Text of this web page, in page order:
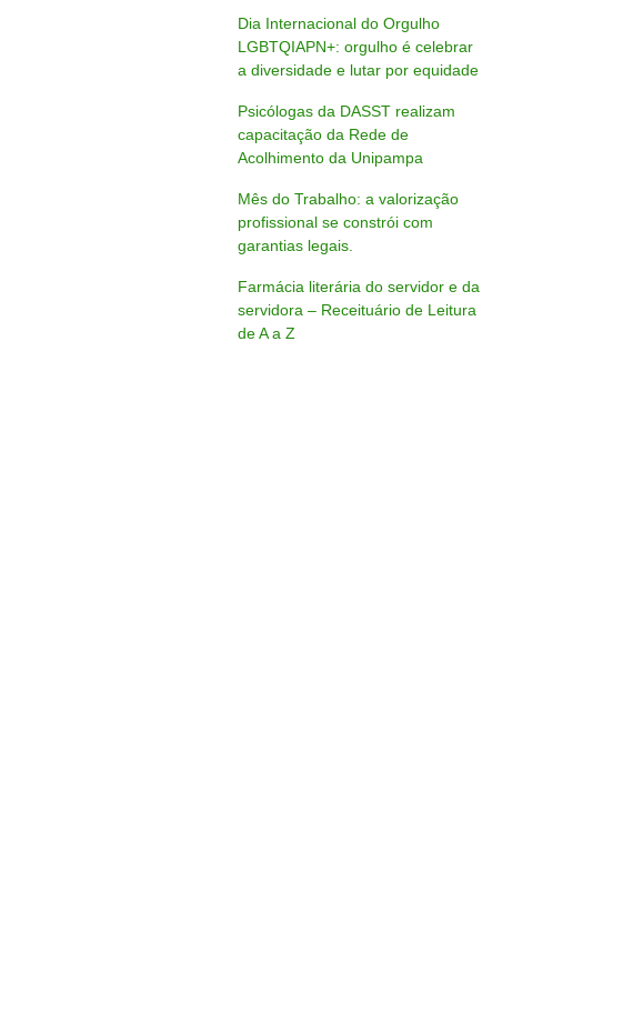
Dia Internacional do Orgulho
LGBTQIAPN+: orgulho é celebrar
a diversidade e lutar por equidade
Psicólogas da DASST realizam
capacitação da Rede de
Acolhimento da Unipampa
Mês do Trabalho: a valorização
profissional se constrói com
garantias legais.
Farmácia literária do servidor e da
servidora – Receituário de Leitura
de A a Z